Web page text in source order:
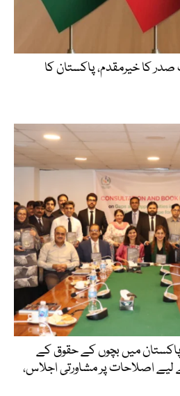
کا خیرمقدم، پاکستان کا
پاکستان میں بچوں کے حقوق کے
لیے اصلاحات پر مشاورتی اجلاس،